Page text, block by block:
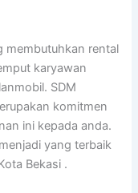
membutuhkan rental
karyawan
SDM
komitmen
ini kepada anda.
yang terbaik
Bekasi .